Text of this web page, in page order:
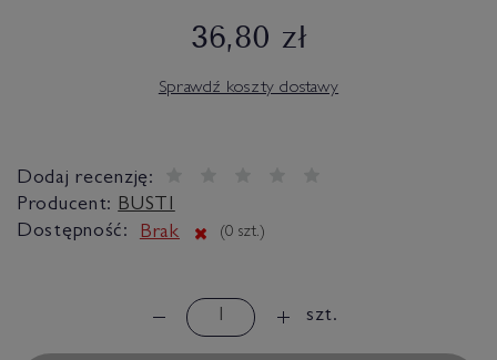
36,80 zł
Sprawdź koszty dostawy
Dodaj recenzję:
Producent: BUSTI
Dostępność:
Brak (0 szt.)
szt.